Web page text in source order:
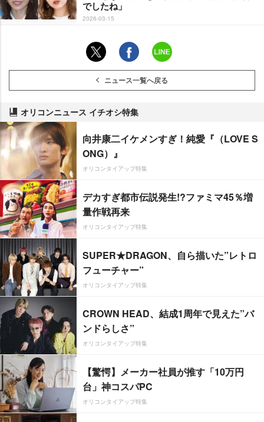
でしたね」
2026-03-15
ニュース一覧へ戻る
オリコンニュース イチオシ特集
向井康二イケメンすぎ！純愛『（LOVE S
ONG）』
オリコンタイアップ特集
デカすぎ都市伝説発生!?ファミマ45％増
量作戦再来
オリコンタイアップ特集
SUPER★DRAGON、自ら描いた”レトロ
フューチャー”
オリコンタイアップ特集
CROWN HEAD、結成1周年で見えた”バ
ンドらしさ”
オリコンタイアップ特集
【驚愕】メーカー社員が推す「10万円
台」神コスパPC
オリコンタイアップ特集